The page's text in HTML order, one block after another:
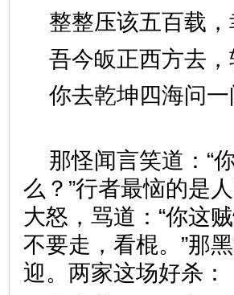
整整压该五百
吾今皈正西方
你去乾坤四海问
那怪闻言笑道：“
么？”行者最恼的是
大怒，骂道：“你这
不要走，看棍。”那
迎。两家这场好